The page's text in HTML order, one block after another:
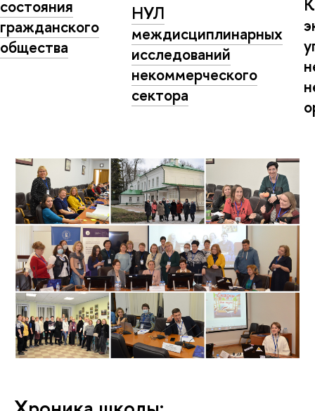
состояния
гражданского
общества
НУЛ
междисциплинарных
исследований
некоммерческого
сектора